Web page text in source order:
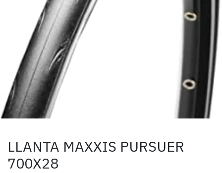
LLANTA MAXXIS PURSUER
700X28